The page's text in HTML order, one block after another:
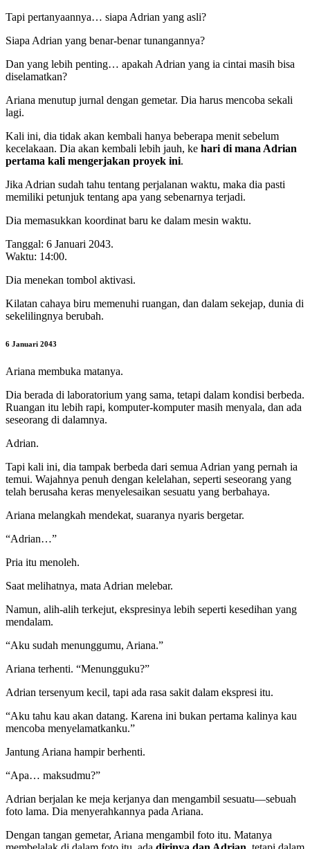
Tapi pertanyaannya… siapa Adrian yang asli?
Siapa Adrian yang benar-benar tunangannya?
Dan yang lebih penting… apakah Adrian yang ia cintai masih bisa
diselamatkan?
Ariana menutup jurnal dengan gemetar. Dia harus mencoba sekali
lagi.
Kali ini, dia tidak akan kembali hanya beberapa menit sebelum
kecelakaan. Dia akan kembali lebih jauh, ke hari di mana Adrian
pertama kali mengerjakan proyek ini.
Jika Adrian sudah tahu tentang perjalanan waktu, maka dia pasti
memiliki petunjuk tentang apa yang sebenarnya terjadi.
Dia memasukkan koordinat baru ke dalam mesin waktu.
Tanggal: 6 Januari 2043.
Waktu: 14:00.
Dia menekan tombol aktivasi.
Kilatan cahaya biru memenuhi ruangan, dan dalam sekejap, dunia di
sekelilingnya berubah.
6 Januari 2043
Ariana membuka matanya.
Dia berada di laboratorium yang sama, tetapi dalam kondisi berbeda.
Ruangan itu lebih rapi, komputer-komputer masih menyala, dan ada
seseorang di dalamnya.
Adrian.
Tapi kali ini, dia tampak berbeda dari semua Adrian yang pernah ia
temui. Wajahnya penuh dengan kelelahan, seperti seseorang yang
telah berusaha keras menyelesaikan sesuatu yang berbahaya.
Ariana melangkah mendekat, suaranya nyaris bergetar.
“Adrian…”
Pria itu menoleh.
Saat melihatnya, mata Adrian melebar.
Namun, alih-alih terkejut, ekspresinya lebih seperti kesedihan yang
mendalam.
“Aku sudah menunggumu, Ariana.”
Ariana terhenti. “Menungguku?”
Adrian tersenyum kecil, tapi ada rasa sakit dalam ekspresi itu.
“Aku tahu kau akan datang. Karena ini bukan pertama kalinya kau
mencoba menyelamatkanku.”
Jantung Ariana hampir berhenti.
“Apa… maksudmu?”
Adrian berjalan ke meja kerjanya dan mengambil sesuatu—sebuah
foto lama. Dia menyerahkannya pada Ariana.
Dengan tangan gemetar, Ariana mengambil foto itu. Matanya